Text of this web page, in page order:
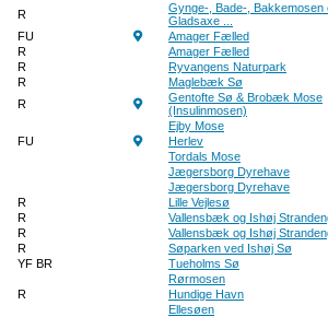
R
Gynge-, Bade-, Bakkemosen
Gladsaxe ...
FU
Amager Fælled
R
Amager Fælled
R
Ryvangens Naturpark
R
Maglebæk Sø
R
Gentofte Sø & Brobæk Mose
(Insulinmosen)
Ejby Mose
FU
Herlev
Tordals Mose
Jægersborg Dyrehave
Jægersborg Dyrehave
R
Lille Vejlesø
R
Vallensbæk og Ishøj
R
Vallensbæk og Ishøj
R
Søparken ved Ishøj Sø
YF BR
Tueholms Sø
Rørmosen
R
Hundige Havn
Ellesøen